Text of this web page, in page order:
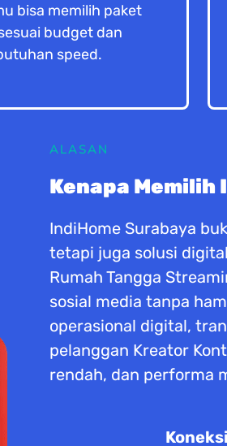
bisa memilih paket
budget dan
speed.
ALASAN
Kenapa Memilih
IndiHome Surabaya
tetapi juga solusi
Rumah Tangga
sosial media tanpa
operasional digital,
pelanggan Kreator
rendah, dan performa